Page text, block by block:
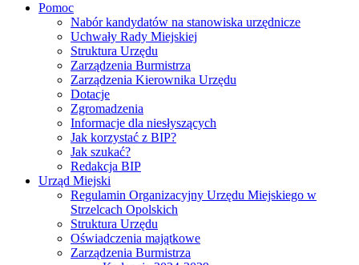
Pomoc
Nabór kandydatów na stanowiska urzędnicze
Uchwały Rady Miejskiej
Struktura Urzędu
Zarządzenia Burmistrza
Zarządzenia Kierownika Urzędu
Dotacje
Zgromadzenia
Informacje dla niesłyszących
Jak korzystać z BIP?
Jak szukać?
Redakcja BIP
Urząd Miejski
Regulamin Organizacyjny Urzędu Miejskiego w
Strzelcach Opolskich
Struktura Urzędu
Oświadczenia majątkowe
Zarządzenia Burmistrza